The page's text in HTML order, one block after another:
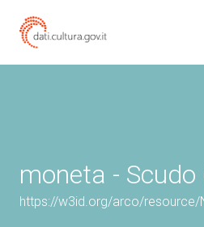
moneta - Scudo
https://w3id.org/arco/